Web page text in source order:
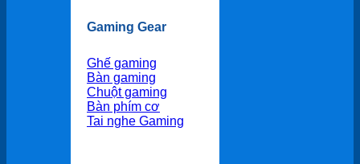
Gaming Gear
Ghế gaming
Bàn gaming
Chuột gaming
Bàn phím cơ
Tai nghe Gaming